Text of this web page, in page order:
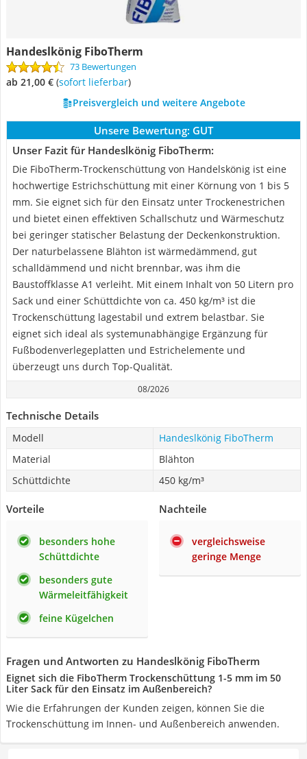
Handeslkönig FiboTherm
73 Bewertungen
ab 21,00 € ( Sofort lieferbar)
Preisvergleich und weitere Angebote
Unsere Bewertung: GUT
Unser Fazit für Handeslkönig FiboTherm:
Die FiboTherm-Trockenschüttung von Handelskönig ist eine
hochwertige Estrichschüttung mit einer Körnung von 1 bis 5
mm. Sie eignet sich für den Einsatz unter Trockenestrichen
und bietet einen effektiven Schallschutz und Wärmeschutz
bei geringer statischer Belastung der Deckenkonstruktion.
Der naturbelassene Blähton ist wärmedämmend, gut
schalldämmend und nicht brennbar, was ihm die
Baustoffklasse A1 verleiht. Mit einem Inhalt von 50 Litern pro
Sack und einer Schüttdichte von ca. 450 kg/m³ ist die
Trockenschüttung lagestabil und extrem belastbar. Sie
eignet sich ideal als systemunabhängige Ergänzung für
Fußbodenverlegeplatten und Estrichelemente und
überzeugt uns durch Top-Qualität.
08/2026
Technische Details
Modell
Handeslkönig FiboTherm
Material
Blähton
Schüttdichte
450 kg/m³
Vorteile
besonders hohe
Schüttdichte
besonders gute
Wärmeleitfähigkeit
feine Kügelchen
Nachteile
vergleichsweise
geringe Menge
Fragen und Antworten zu Handeslkönig FiboTherm
Eignet sich die FiboTherm Trockenschüttung 1-5 mm im 50
Liter Sack für den Einsatz im Außenbereich?
Wie die Erfahrungen der Kunden zeigen, können Sie die
Trockenschüttung im Innen- und Außenbereich anwenden.